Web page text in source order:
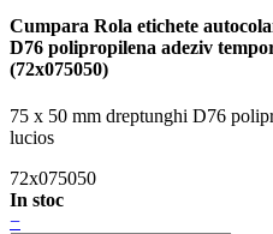
Cumpara Rola etichete
D76 polipropilena adeziv
(72x075050)
75 x 50 mm dreptunghi D76
lucios
72x075050
In stoc
−